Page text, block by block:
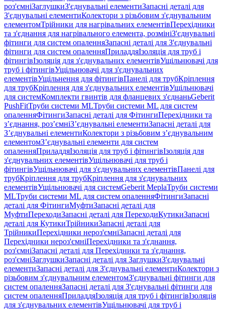
роз'ємніЗаглушкиЗ'єднувальні елементиЗапасні деталі для
З'єднувальні елементиКолектори з різьбовим з'єднувальним
елементомТрійники для нагрівальних елементівПерехідники
та з'єднання для нагрівального елемента, розмініЗ'єднувальні
фітинги для систем опаленняЗапасні деталі для З'єднувальні
фітинги для систем опаленняПриладдяІзоляція для труб і
фітингівІзоляція для з'єднувальних елементівУщільнювачі для
труб і фітингівУщільнювачі для з'єднувальних
елементівУщільнення для фітингівПанелі для трубКріплення
для трубКріплення для з'єднувальних елементівУщільнювачі
для системКомплекти гвинтів для фланцевих з'єднаньGeberit
PushFitТруби системи MLТруби системи ML для систем
опаленняФітингиЗапасні деталі для ФітингиПерехідники та
з’єднання, роз’ємніЗ’єднувальні елементиЗапасні деталі для
З’єднувальні елементиКолектори з різьбовим з’єднувальним
елементомЗ’єднувальні елементи для систем
опаленняПриладдяІзоляція для труб і фітингівІзоляція для
з'єднувальних елементівУщільнювачі для труб і
фітингівУщільнювачі для з'єднувальних елементівПанелі для
трубКріплення для трубКріплення для з'єднувальних
елементівУщільнювачі для системGeberit MeplaТруби системи
MLТруби системи ML для систем опаленняФітингиЗапасні
деталі для ФітингиМуфтиЗапасні деталі для
МуфтиПереходиЗапасні деталі для ПереходиКутикиЗапасні
деталі для КутикиТрійникиЗапасні деталі для
ТрійникиПерехідники нероз'ємніЗапасні деталі для
Перехідники нероз'ємніПерехідники та з'єднання,
роз'ємніЗапасні деталі для Перехідники та з'єднання,
роз'ємніЗаглушкиЗапасні деталі для ЗаглушкиЗ'єднувальні
елементиЗапасні деталі для З'єднувальні елементиКолектори з
різьбовим з'єднувальним елементомЗ'єднувальні фітинги для
систем опаленняЗапасні деталі для З'єднувальні фітинги для
систем опаленняПриладдяІзоляція для труб і фітингівІзоляція
для з'єднувальних елементівУщільнювачі для труб і